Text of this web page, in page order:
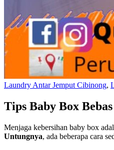
Laundry Antar Jemput Cibinong,
Tips Baby Box
Menjaga kebersihan baby box
Untungnya, ada beberapa cara